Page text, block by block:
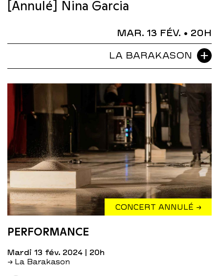
[Annulé] Nina Garcia
MAR. 13 FÉV. • 20H
LA BARAKASON
CONCERT ANNULÉ →
PERFORMANCE
mardi 13 fév. 2024 | 20h
→ La Barakason